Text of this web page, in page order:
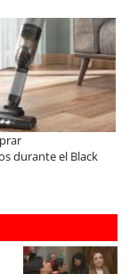
la Ley Karin:
que el desafío es